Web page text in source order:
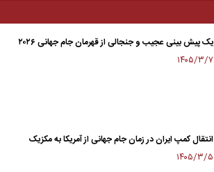
یک پیش بینی عجیب و جنجالی از قهرمان جام جهانی ۲۰۲۶
۱۴۰۵/۳/۷
انتقال کمپ ایران در زمان جام جهانی از آمریکا به مکزیک
۱۴۰۵/۳/۵